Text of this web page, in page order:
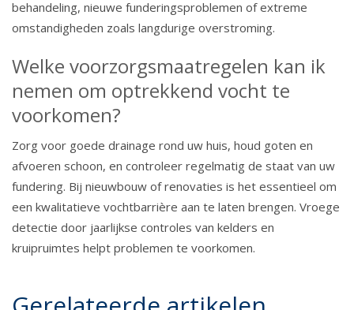
behandeling, nieuwe funderingsproblemen of extreme
omstandigheden zoals langdurige overstroming.
Welke voorzorgsmaatregelen kan ik
nemen om optrekkend vocht te
voorkomen?
Zorg voor goede drainage rond uw huis, houd goten en
afvoeren schoon, en controleer regelmatig de staat van uw
fundering. Bij nieuwbouw of renovaties is het essentieel om
een kwalitatieve vochtbarrière aan te laten brengen. Vroege
detectie door jaarlijkse controles van kelders en
kruipruimtes helpt problemen te voorkomen.